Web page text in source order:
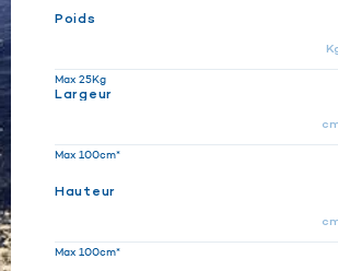
Poids
Max 25Kg
Largeur
Max 100cm*
Hauteur
Max 100cm*